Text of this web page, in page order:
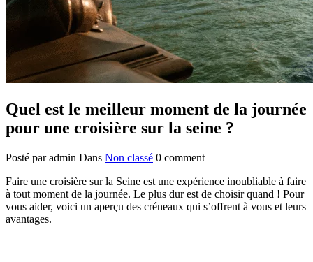
Quel est le meilleur moment de la journée
pour une croisière sur la seine ?
Posté par admin Dans Non classé 0 comment
Faire une croisière sur la Seine est une expérience inoubliable à faire
à tout moment de la journée. Le plus dur est de choisir quand ! Pour
vous aider, voici un aperçu des créneaux qui s’offrent à vous et leurs
avantages.